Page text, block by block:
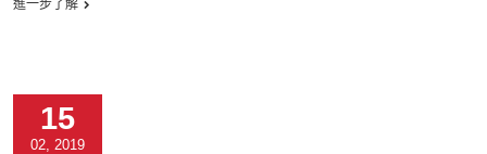
進一步了解
15
02, 2019